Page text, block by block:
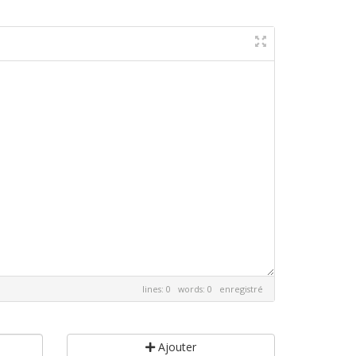
lines: 0 words: 0 enregistré
Ajouter